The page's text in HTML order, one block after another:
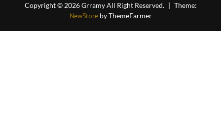
Copyright © 2026 Grramy All Right Reserved. | Theme:
NewStoreby ThemeFarmer